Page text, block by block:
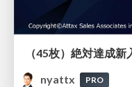
nyattx
PRO